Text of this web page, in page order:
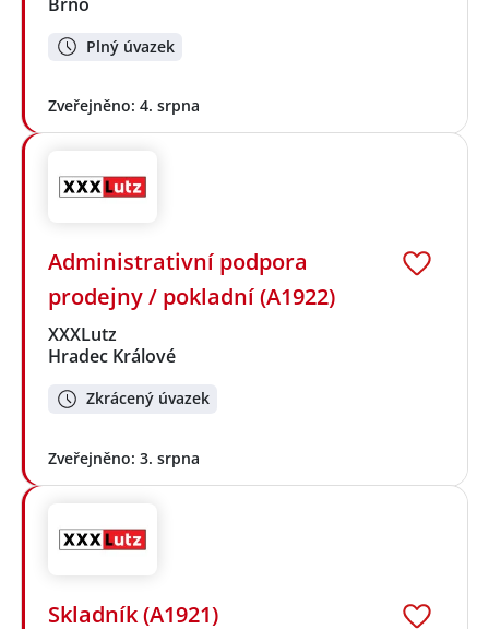
Plný úvazek
Zveřejněno: 4. srpna
Administrativní podpora
prodejny / pokladní (A1922)
XXXLutz
Hradec Králové
Zkrácený úvazek
Zveřejněno: 3. srpna
Skladník (A1921)